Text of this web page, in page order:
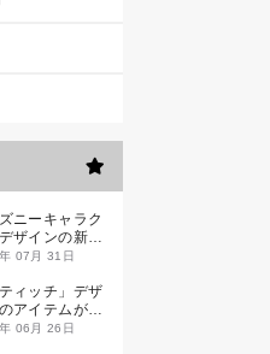
ニーキャラク
ザインの新作
が一挙発売
07月 31日
ティッチ」デザ
アイテムが新
す
06月 26日